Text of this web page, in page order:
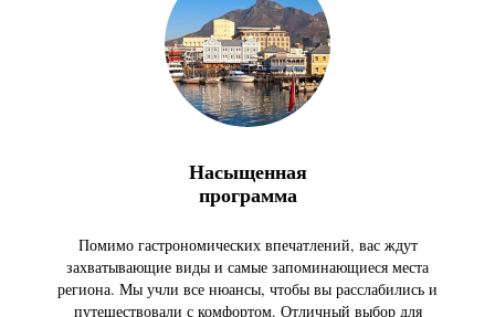
Насыщенная
программа
Помимо гастрономических впечатлений, вас ждут
захватывающие виды и самые запоминающиеся места
региона. Мы учли все нюансы, чтобы вы расслабились и
путешествовали с комфортом. Отличный выбор для